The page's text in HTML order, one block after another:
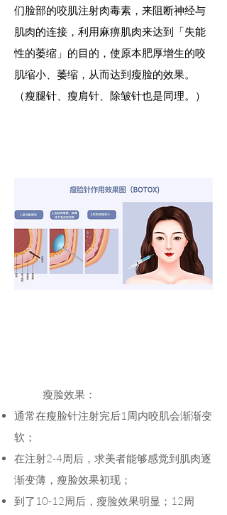
们脸部的咬肌注射肉毒素，来阻断神经与
肌肉的连接，利用麻痹肌肉来达到「失能
性的萎缩」的目的，使原本肥厚增生的咬
肌缩小、萎缩，从而达到瘦脸的效果。
（瘦腿针、瘦肩针、除皱针也是同理。）
瘦脸效果：
通常在瘦脸针注射完后1周内咬肌会渐渐变
软；
在注射2-4周后，求美者能够感觉到肌肉逐
渐变薄，瘦脸效果初现；
到了10-12周后，瘦脸效果明显；12周